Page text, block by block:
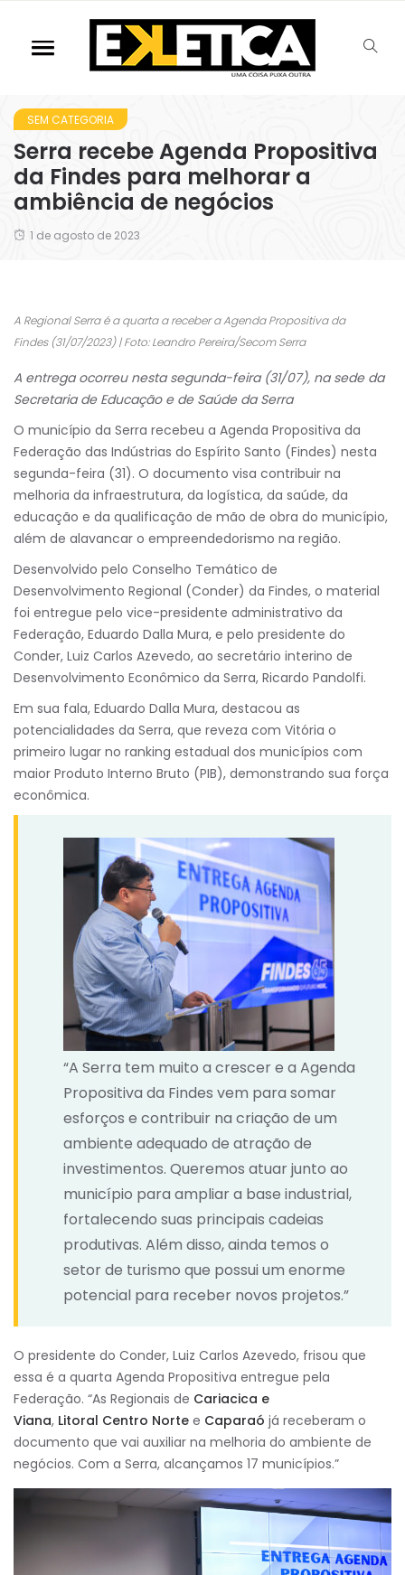
SEM CATEGORIA
Serra recebe Agenda Propositiva
da Findes para melhorar a
ambiência de negócios
1 de agosto de 2023
A Regional Serra é a quarta a receber a Agenda Propositiva da
Findes (31/07/2023) | Foto: Leandro Pereira/Secom Serra
A entrega ocorreu nesta segunda-feira (31/07), na sede da
Secretaria de Educação e de Saúde da Serra
O município da Serra recebeu a Agenda Propositiva da
Federação das Indústrias do Espírito Santo (Findes) nesta
segunda-feira (31). O documento visa contribuir na
melhoria da infraestrutura, da logística, da saúde, da
educação e da qualificação de mão de obra do município,
além de alavancar o empreendedorismo na região.
Desenvolvido pelo Conselho Temático de
Desenvolvimento Regional (Conder) da Findes, o material
foi entregue pelo vice-presidente administrativo da
Federação, Eduardo Dalla Mura, e pelo presidente do
Conder, Luiz Carlos Azevedo, ao secretário interino de
Desenvolvimento Econômico da Serra, Ricardo Pandolfi.
Em sua fala, Eduardo Dalla Mura, destacou as
potencialidades da Serra, que reveza com Vitória o
primeiro lugar no ranking estadual dos municípios com
maior Produto Interno Bruto (PIB), demonstrando sua força
econômica.
“A Serra tem muito a crescer e a Agenda
Propositiva da Findes vem para somar
esforços e contribuir na criação de um
ambiente adequado de atração de
investimentos. Queremos atuar junto ao
município para ampliar a base industrial,
fortalecendo suas principais cadeias
produtivas. Além disso, ainda temos o
setor de turismo que possui um enorme
potencial para receber novos projetos.”
O presidente do Conder, Luiz Carlos Azevedo, frisou que
essa é a quarta Agenda Propositiva entregue pela
Federação. “As Regionais de Cariacica e
Viana, Litoral Centro Norte e Caparaó já receberam o
documento que vai auxiliar na melhoria do ambiente de
negócios. Com a Serra, alcançamos 17 municípios.”